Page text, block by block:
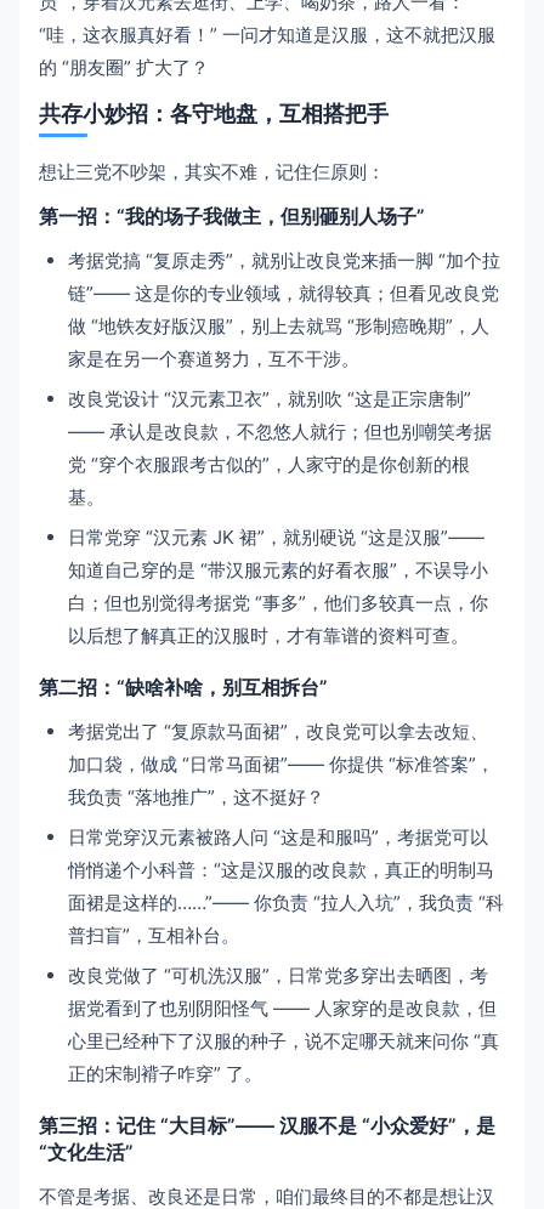
“哇，这衣服真好看！” 一问才知道是汉服，这不就把汉服
的 “朋友圈” 扩大了？
共存小妙招：各守地盘，互相搭把手
想让三党不吵架，其实不难，记住仨原则：
第一招：“我的场子我做主，但别砸别人场子”
考据党搞 “复原走秀”，就别让改良党来插一脚 “加个拉
链”—— 这是你的专业领域，就得较真；但看见改良党
做 “地铁友好版汉服”，别上去就骂 “形制癌晚期”，人
家是在另一个赛道努力，互不干涉。
改良党设计 “汉元素卫衣”，就别吹 “这是正宗唐制”
—— 承认是改良款，不忽悠人就行；但也别嘲笑考据
党 “穿个衣服跟考古似的”，人家守的是你创新的根
基。
日常党穿 “汉元素 JK 裙”，就别硬说 “这是汉服”——
知道自己穿的是 “带汉服元素的好看衣服”，不误导小
白；但也别觉得考据党 “事多”，他们多较真一点，你
以后想了解真正的汉服时，才有靠谱的资料可查。
第二招：“缺啥补啥，别互相拆台”
考据党出了 “复原款马面裙”，改良党可以拿去改短、
加口袋，做成 “日常马面裙”—— 你提供 “标准答案”，
我负责 “落地推广”，这不挺好？
日常党穿汉元素被路人问 “这是和服吗”，考据党可以
悄悄递个小科普：“这是汉服的改良款，真正的明制马
面裙是这样的……”—— 你负责 “拉人入坑”，我负责 “科
普扫盲”，互相补台。
改良党做了 “可机洗汉服”，日常党多穿出去晒图，考
据党看到了也别阴阳怪气 —— 人家穿的是改良款，但
心里已经种下了汉服的种子，说不定哪天就来问你 “真
正的宋制褙子咋穿” 了。
第三招：记住 “大目标”—— 汉服不是 “小众爱好”，是
“文化生活”
不管是考据、改良还是日常，咱们最终目的不都是想让汉